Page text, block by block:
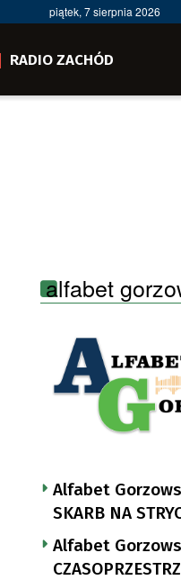
piątek, 7 sierpnia 2026
RADIO ZACHÓD
alfabet
Alfabet
SKARB NA
Alfabet